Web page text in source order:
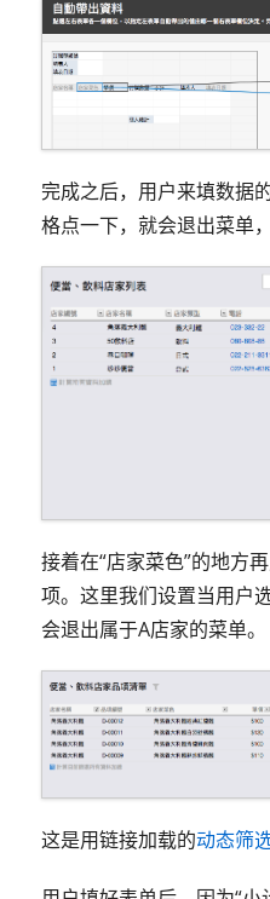
完成之后，用户来填数据
格点一下，就会退出菜单
接着在“店家菜色”的地方
项。这里我们设置当用户
会退出属于A店家的菜单。
这是用链接加载的动态筛